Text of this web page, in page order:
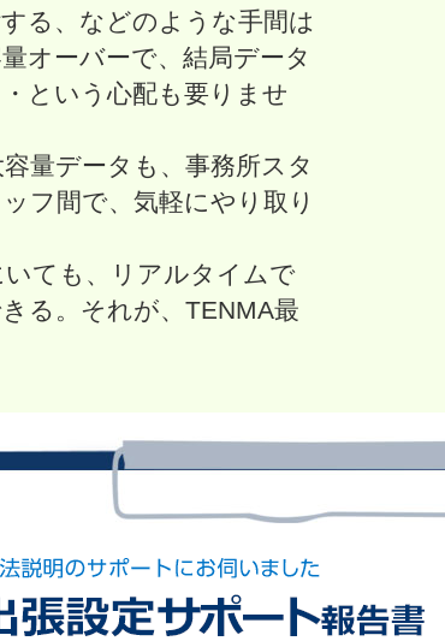
る、などのような手間は
オーバーで、結局データ
という心配も要りませ
量データも、事務所スタ
フ間で、気軽にやり取り
ても、リアルタイムで
る。それが、TENMA最